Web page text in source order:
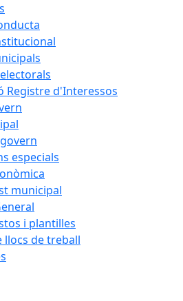
Registre d'Interessos
especials
municipal
i plantilles
llocs de treball